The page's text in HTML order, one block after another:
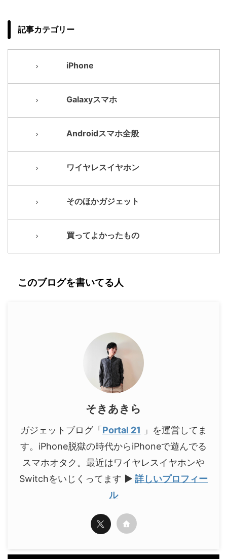
記事カテゴリー
iPhone
Galaxyスマホ
Androidスマホ全般
ワイヤレスイヤホン
そのほかガジェット
買ってよかったもの
このブログを書いてる人
そきあきら
ガジェットブログ「 Portal 21 」を運営してま
す。iPhone脱獄の時代からiPhoneで遊んでる
スマホオタク。最近はワイヤレスイヤホンや
Switchをいじくってます ▶ 詳しいプロフィー
ル